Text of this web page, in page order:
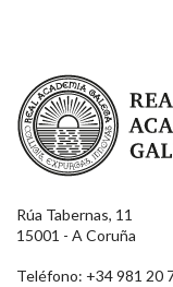
Real Academia Galega
Rúa Tabernas, 11
15001 - A Coruña
Teléfono: +34 981 20